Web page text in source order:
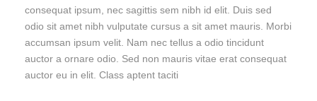
consequat ipsum, nec sagittis sem nibh id elit. Duis sed
odio sit amet nibh vulputate cursus a sit amet mauris. Morbi
accumsan ipsum velit. Nam nec tellus a odio tincidunt
auctor a ornare odio. Sed non mauris vitae erat consequat
auctor eu in elit. Class aptent taciti